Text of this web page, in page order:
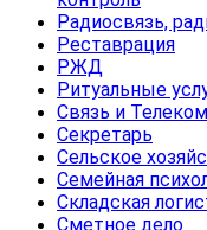
Радиосвязь,
Реставрация
РЖД
Ритуальные
Связь и
Секретарь
Сельское
Семейная
Складская
Сметное дело